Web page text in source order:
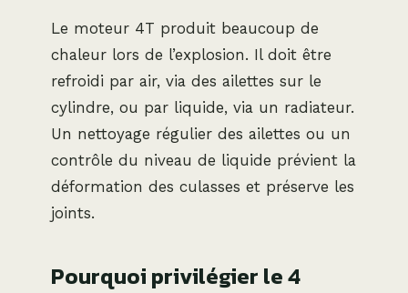
Le moteur 4T produit beaucoup de
chaleur lors de l’explosion. Il doit être
refroidi par air, via des ailettes sur le
cylindre, ou par liquide, via un radiateur.
Un nettoyage régulier des ailettes ou un
contrôle du niveau de liquide prévient la
déformation des culasses et préserve les
joints.
Pourquoi privilégier le 4